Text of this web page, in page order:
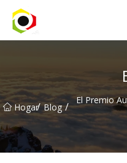
Hogar/ Blog /
El Premio